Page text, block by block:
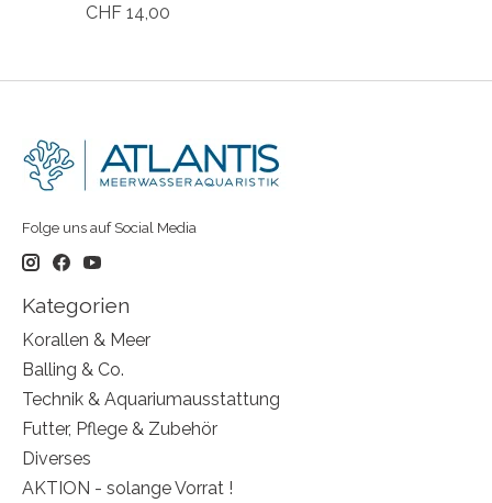
CHF 14,00
Folge uns auf Social Media
Kategorien
Korallen & Meer
Balling & Co.
Technik & Aquariumausstattung
Futter, Pflege & Zubehör
Diverses
AKTION - solange Vorrat !